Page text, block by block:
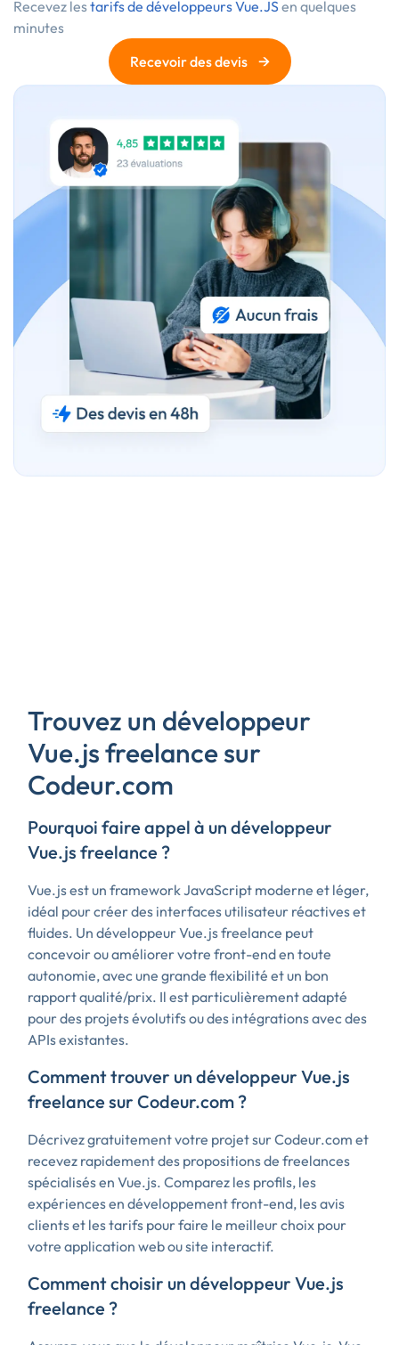
Recevez lestarifs de développeurs Vue.JS en quelques
minutes
Recevoir des devis
→
Trouvez un développeur
Vue.js freelance sur
Codeur.com
Pourquoi faire appel à un développeur
Vue.js freelance ?
Vue.js est un framework JavaScript moderne et léger,
idéal pour créer des interfaces utilisateur réactives et
fluides. Un développeur Vue.js freelance peut
concevoir ou améliorer votre front-end en toute
autonomie, avec une grande flexibilité et un bon
rapport qualité/prix. Il est particulièrement adapté
pour des projets évolutifs ou des intégrations avec des
APIs existantes.
Comment trouver un développeur Vue.js
freelance sur Codeur.com ?
Décrivez gratuitement votre projet sur Codeur.com et
recevez rapidement des propositions de freelances
spécialisés en Vue.js. Comparez les profils, les
expériences en développement front-end, les avis
clients et les tarifs pour faire le meilleur choix pour
votre application web ou site interactif.
Comment choisir un développeur Vue.js
freelance ?